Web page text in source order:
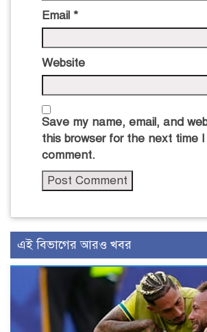
Email *
Website
Save my name, email, and
this browser for the next time I
comment.
এই বিভাগের আরও খবর